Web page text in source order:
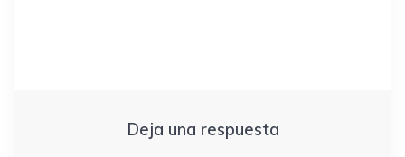
Deja una respuesta